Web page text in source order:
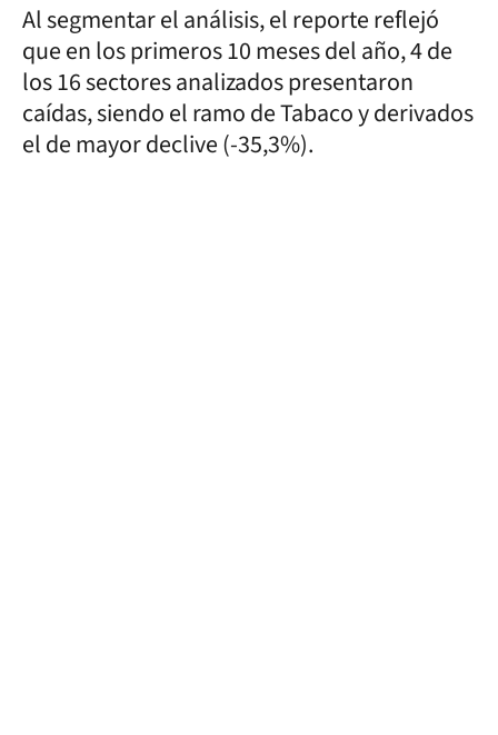
Al segmentar el análisis, el reporte reflejó
que en los primeros 10 meses del año, 4 de
los 16 sectores analizados presentaron
caídas, siendo el ramo de Tabaco y derivados
el de mayor declive (-35,3%).